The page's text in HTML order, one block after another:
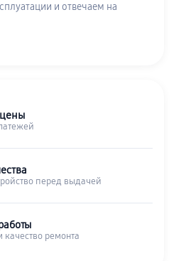
и отвечаем на
перед выдачей
ремонта